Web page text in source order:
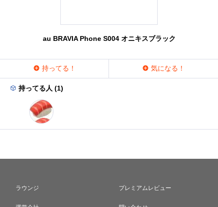
au BRAVIA Phone S004 オニキスブラック
持ってる！ 気になる！
持ってる人 (1)
ラウンジ プレミアムレビュー